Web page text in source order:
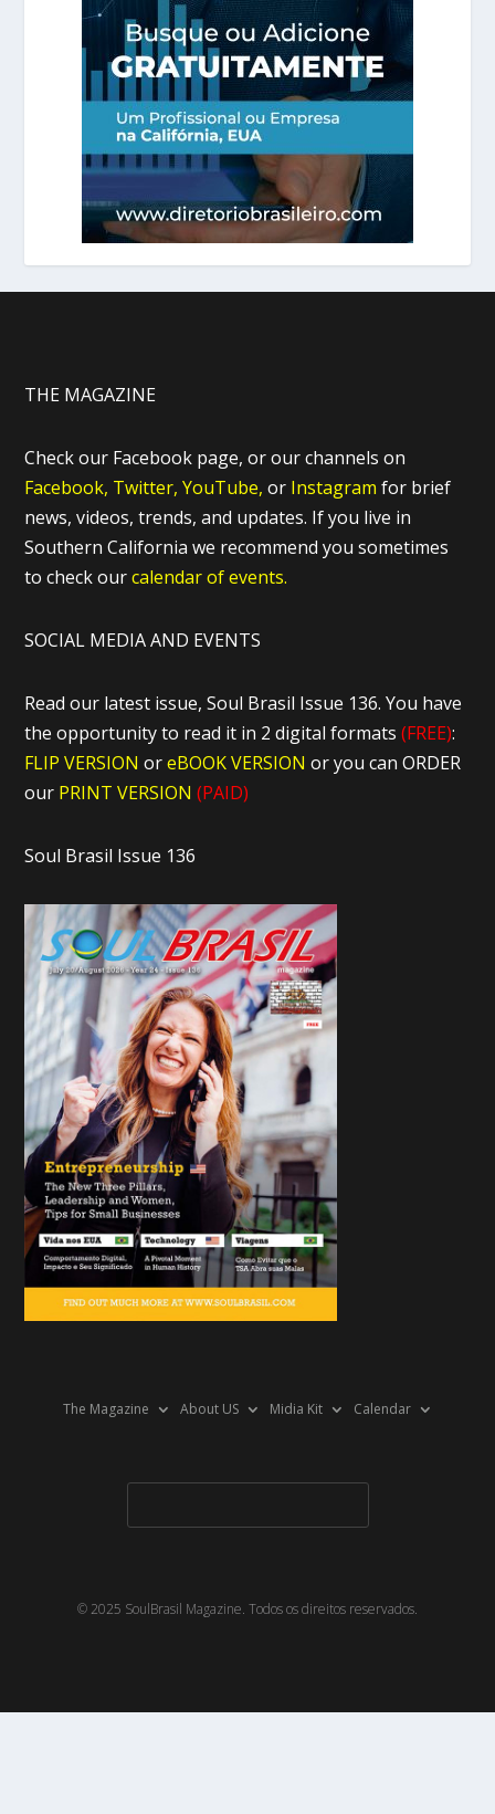
THE MAGAZINE
Check our Facebook page, or our channels on
Facebook, Twitter, YouTube, or Instagram for brief
news, videos, trends, and updates. If you live in
Southern California we recommend you sometimes
to check ourcalendar of events.
SOCIAL MEDIA AND EVENTS
Read our latest issue, Soul Brasil Issue 136. You have
the opportunity to read it in 2 digital formats(FREE):
FLIP VERSION oreBOOK VERSIONor you can ORDER
our PRINT VERSION (PAID)
Soul Brasil Issue 136
The Magazine About US Midia Kit Calendar
© 2025 SoulBrasil Magazine. Todos os direitos reservados.